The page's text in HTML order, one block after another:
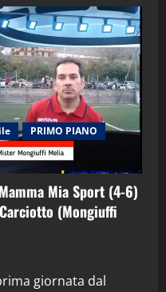
PRIMO PIANO
Mia Sport (4-6)
(Mongiuffi
giornata dal
in Podcast: 29^ Puntata
2026)